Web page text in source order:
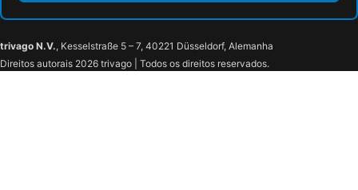
trivago N.V., Kesselstraße 5 – 7, 40221 Düsseldorf, Alemanha
Direitos autorais 2026 trivago | Todos os direitos reservados.